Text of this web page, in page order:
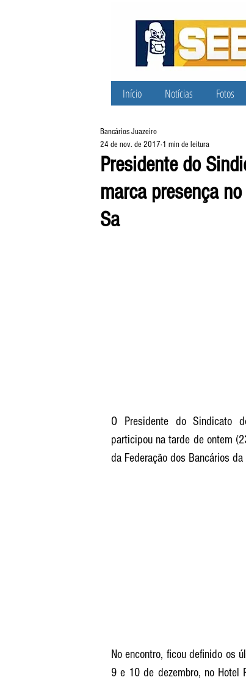
Início Notícias Fotos
Presidente do
marca presença
Sa
Bancários Juazeiro
24 de nov. de 2017 1 min de leitura
O Presidente do Sindicato
participou na tarde de ontem
da Federação dos Bancários
No encontro, ficou definido os
9 e 10 de dezembro, no Hotel